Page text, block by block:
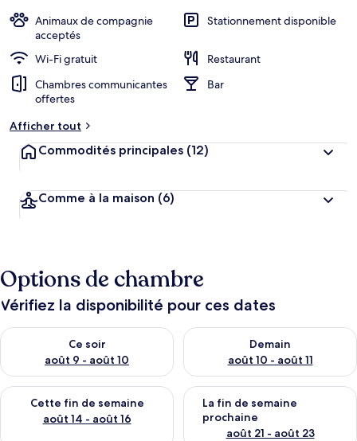
Animaux de compagnie
acceptés
Stationnement disponible
Wi-Fi gratuit
Restaurant
Chambres communicantes
offertes
Bar
Afficher tout
Commodités principales (12)
Comme à la maison (6)
Options de chambre
Vérifiez la disponibilité pour ces dates
Ce soir
août 9 - août 10
Vérifier la disponibilité pour ce soir août 9 - août 10
Demain
août 10 - août 11
Vérifier la disponibilité pour
Cette fin de semaine
août 14 - août 16
Vérifier la disponibilité pour cette fin de semaine août 14 -
La fin de semaine
prochaine
août 21 - août 23
Vérifier la disponibilité pour